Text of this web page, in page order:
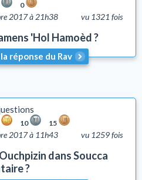
0
vu 1321 fois
2017 à 21h38
'Hol Hamoèd ?
réponse du Rav
10 15
vu 1259 fois
2017 à 11h43
dans Soucca
?